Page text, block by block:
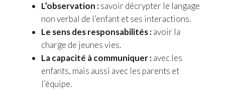
L’observation :savoir décrypter le langage
non verbal de l’enfant et ses interactions.
Le sens des responsabilités :avoir la
charge de jeunes vies.
La capacité à communiquer :avec les
enfants, mais aussi avec les parents et
l’équipe.